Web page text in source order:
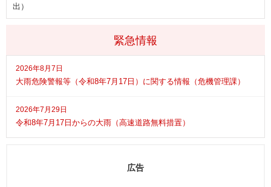
緊急情報
2026年8月7日
大雨危険警報等（令和8年7月17日）に関する情報（危機管理課）
2026年7月29日
令和8年7月17日からの大雨（高速道路無料措置）
出）
広告